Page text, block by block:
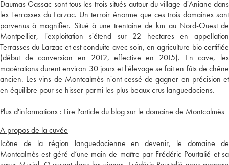
Daumas Gassac sont tous les trois situés autour du village d'Aniane dans
les Terrasses du Larzac. Un terroir énorme que ces trois domaines sont
parvenus à magnifier. Situé à une trentaine de km au Nord-Ouest de
Montpellier, l'exploitation s'étend sur 22 hectares en appellation
Terrasses du Larzac et est conduite avec soin, en agriculture bio certifiée
(début de conversion en 2012, effective en 2015). En cave, les
macérations durent environ 30 jours et l'élevage se fait en fûts de chêne
ancien. Les vins de Montcalmès n'ont cessé de gagner en précision et
en équilibre pour se hisser parmi les plus beaux crus languedociens.
Plus d'informations : Lire l'article du blog sur le domaine de Montcalmès
A propos de la cuvée
Icône de la région languedocienne en devenir, le domaine de
Montcalmès est géré d’une main de maître par Frédéric Pourtalié et sa